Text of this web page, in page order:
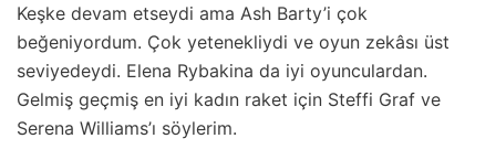
Keşke devam etseydi ama Ash Barty’i çok
beğeniyordum. Çok yetenekliydi ve oyun zekâsı üst
seviyedeydi. Elena Rybakina da iyi oyunculardan.
Gelmiş geçmiş en iyi kadın raket için Steffi Graf ve
Serena Williams’ı söylerim.